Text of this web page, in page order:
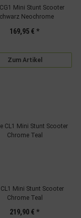
Mini Stunt Scooter
Neochrome
169,95 € *
Zum Artikel
Mini Stunt Scooter
Chrome Teal
219,90 € *